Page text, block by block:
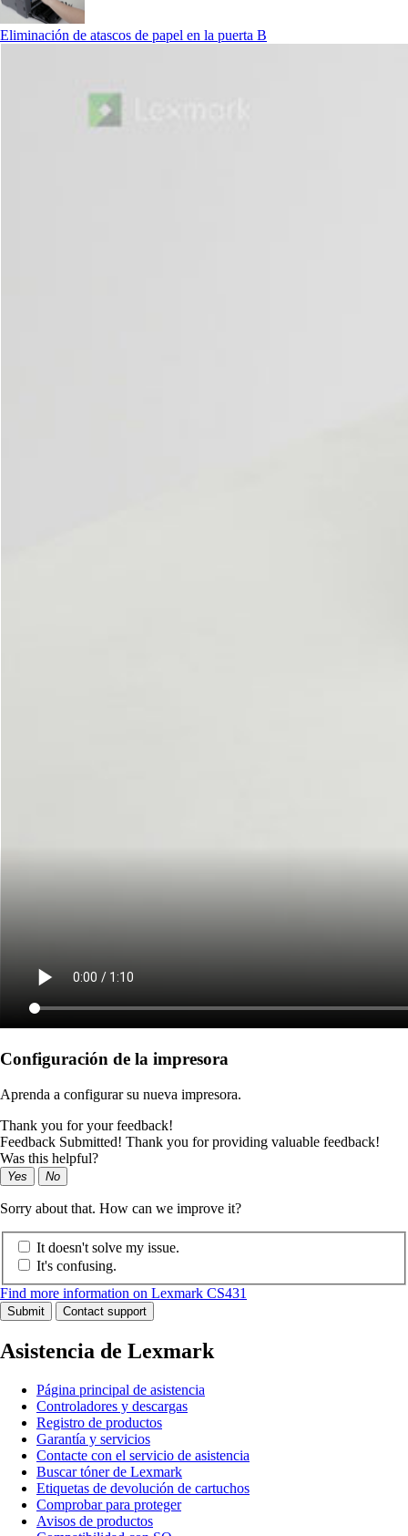
Eliminación de atascos de papel en la puerta B
Configuración de la impresora
Aprenda a configurar su nueva impresora.
Thank you for your feedback!
Feedback Submitted! Thank you for providing valuable feedback!
Was this helpful?
Yes No
Sorry about that. How can we improve it?
It doesn't solve my issue.
It's confusing.
Find more information on Lexmark CS431
Submit Contact support
Asistencia de Lexmark
Página principal de asistencia
Controladores y descargas
Registro de productos
Garantía y servicios
Contacte con el servicio de asistencia
Buscar tóner de Lexmark
Etiquetas de devolución de cartuchos
Comprobar para proteger
Avisos de productos